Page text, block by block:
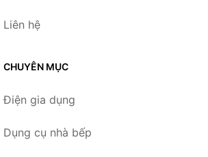
Liên hệ
CHUYÊN MỤC
Điện gia dụng
Dụng cụ nhà bếp